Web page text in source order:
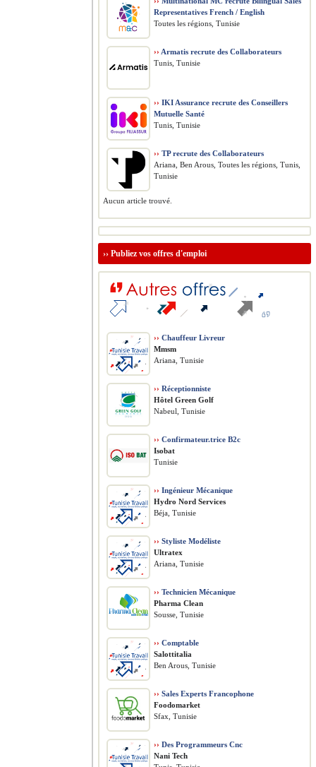
Representatives French / English
Toutes les régions, Tunisie
›› Armatis recrute des Collaborateurs
Tunis, Tunisie
›› IKI Assurance recrute des Conseillers
Mutuelle Santé
Tunis, Tunisie
›› TP recrute des Collaborateurs
Ariana, Ben Arous, Toutes les régions, Tunis,
Tunisie
Aucun article trouvé.
›› Publiez vos offres d'emploi
›› Chauffeur Livreur
Mmsm
Ariana, Tunisie
›› Réceptionniste
Hôtel Green Golf
Nabeul, Tunisie
›› Confirmateur.trice B2c
Isobat
Tunisie
›› Ingénieur Mécanique
Hydro Nord Services
Béja, Tunisie
›› Styliste Modéliste
Ultratex
Ariana, Tunisie
›› Technicien Mécanique
Pharma Clean
Sousse, Tunisie
›› Comptable
Salottitalia
Ben Arous, Tunisie
›› Sales Experts Francophone
Foodomarket
Sfax, Tunisie
›› Des Programmeurs Cnc
Nani Tech